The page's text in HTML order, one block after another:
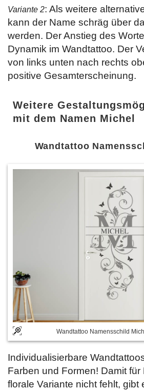
Variante 2: Als weitere
kann der Name schräg über
werden. Der Anstieg des
Dynamik im Wandtattoo. Der
von links unten nach rechts
positive Gesamterscheinung.
Weitere
mit dem Namen Michel
Wandtattoo
Wandtattoo Namensschild
Individualisierbare
Farben und Formen! Damit für
florale Variante nicht fehlt, gibt